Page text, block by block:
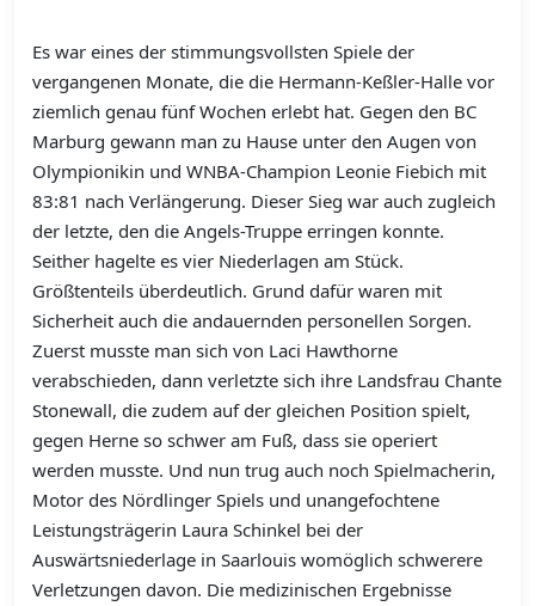
Es war eines der stimmungsvollsten Spiele der
vergangenen Monate, die die Hermann-Keßler-Halle vor
ziemlich genau fünf Wochen erlebt hat. Gegen den BC
Marburg gewann man zu Hause unter den Augen von
Olympionikin und WNBA-Champion Leonie Fiebich mit
83:81 nach Verlängerung. Dieser Sieg war auch zugleich
der letzte, den die Angels-Truppe erringen konnte.
Seither hagelte es vier Niederlagen am Stück.
Größtenteils überdeutlich. Grund dafür waren mit
Sicherheit auch die andauernden personellen Sorgen.
Zuerst musste man sich von Laci Hawthorne
verabschieden, dann verletzte sich ihre Landsfrau Chante
Stonewall, die zudem auf der gleichen Position spielt,
gegen Herne so schwer am Fuß, dass sie operiert
werden musste. Und nun trug auch noch Spielmacherin,
Motor des Nördlinger Spiels und unangefochtene
Leistungsträgerin Laura Schinkel bei der
Auswärtsniederlage in Saarlouis womöglich schwerere
Verletzungen davon. Die medizinischen Ergebnisse